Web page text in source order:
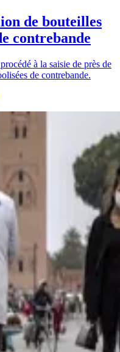
de bouteilles
contrebande
à la saisie de près de
de contrebande.